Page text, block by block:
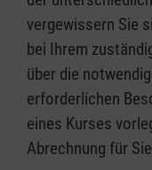
vergewissern Sie
bei Ihrem
über die
erforderlichen
eines Kurses
Abrechnung für